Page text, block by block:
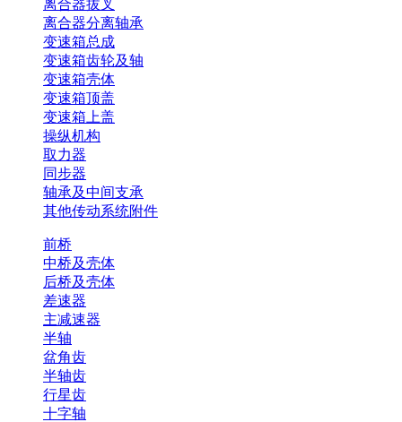
离合器拔叉
离合器分离轴承
变速箱总成
变速箱齿轮及轴
变速箱壳体
变速箱顶盖
变速箱上盖
操纵机构
取力器
同步器
轴承及中间支承
其他传动系统附件
前桥
中桥及壳体
后桥及壳体
差速器
主减速器
半轴
盆角齿
半轴齿
行星齿
十字轴